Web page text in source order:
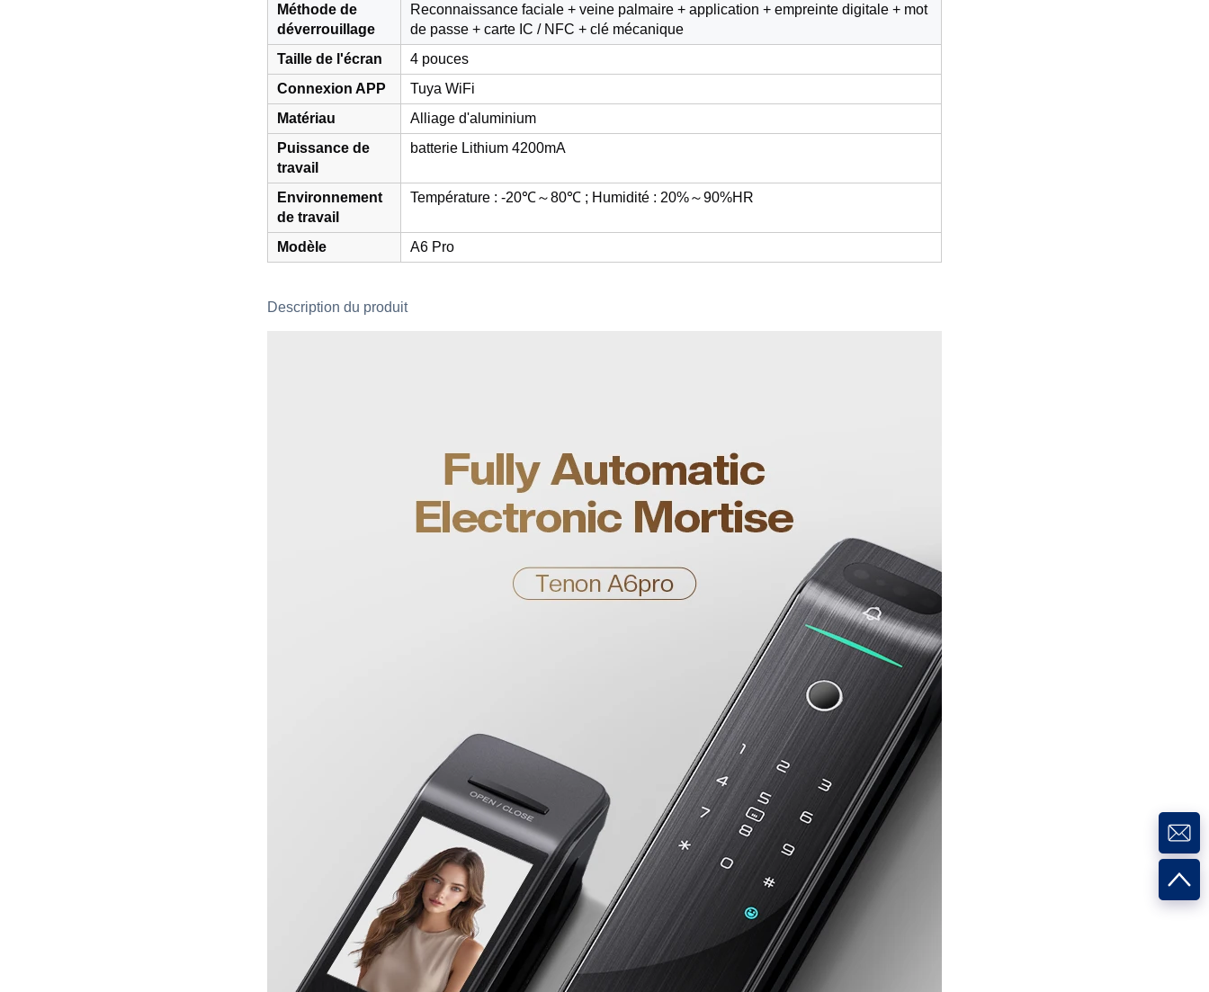
Méthode de
déverrouillage
Reconnaissance faciale + veine palmaire + application + empreinte digitale + mot
de passe + carte IC / NFC + clé mécanique
Taille de l'écran
4 pouces
Connexion APP
Tuya WiFi
Matériau
Alliage d'aluminium
Puissance de
travail
batterie Lithium 4200mA
Environnement
de travail
Température : -20℃～80℃ ; Humidité : 20%～90%HR
Modèle A6 Pro
Description du produit